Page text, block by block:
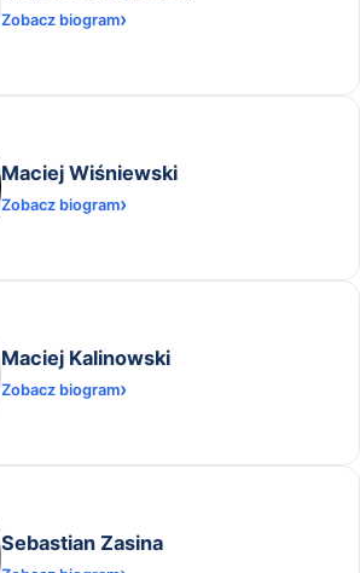
Zobacz biogram
Maciej Wiśniewski
Zobacz biogram
Maciej Kalinowski
Zobacz biogram
Sebastian Zasina